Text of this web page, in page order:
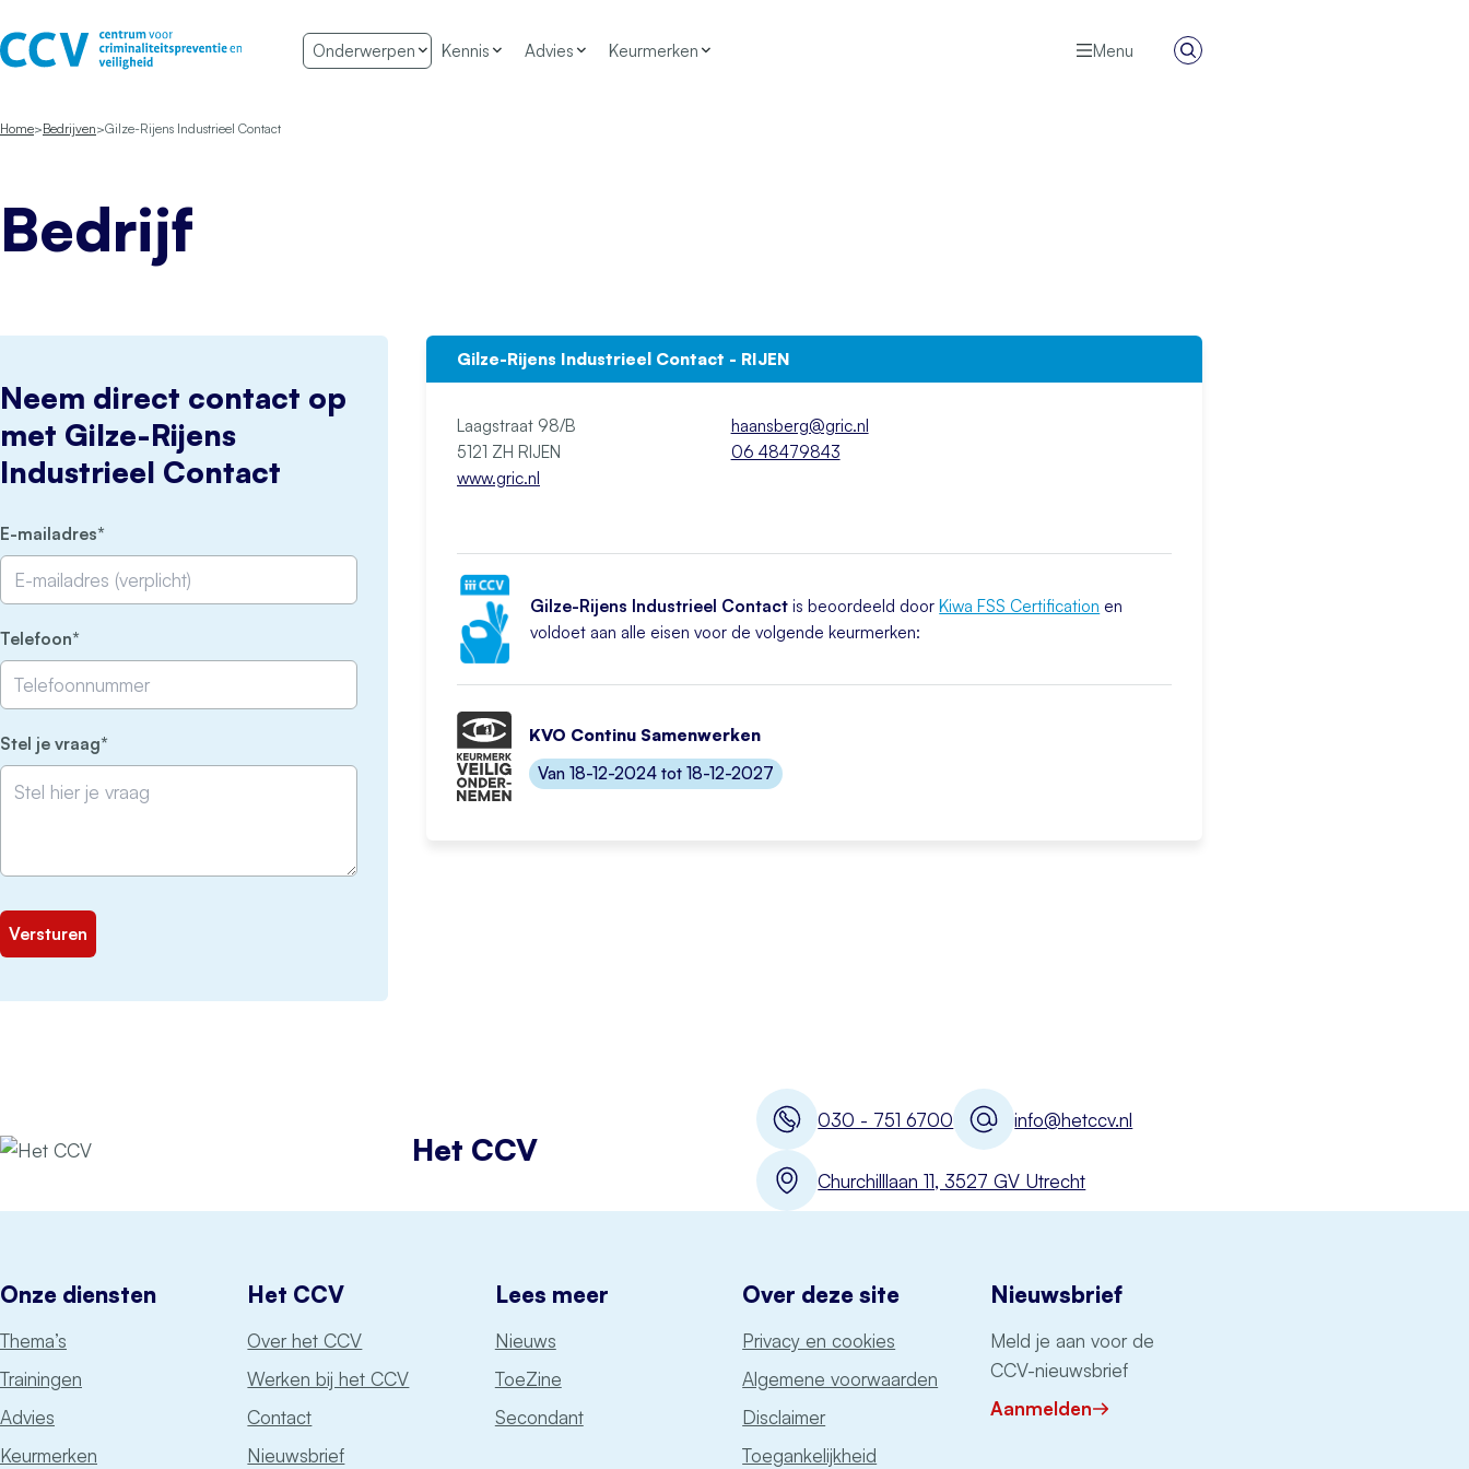
Onderwerpen Kennis Advies Keurmerken Menu
Zoeken
Home Bedrijven Gilze-Rijens Industrieel Contact
Bedrijf
Neem direct contact op
met Gilze-Rijens
Industrieel Contact
E-mailadres
Telefoon
Stel je vraag
Gilze-Rijens Industrieel Contact - RIJEN
Laagstraat 98/B
5121 ZH RIJEN
www.gric.nl
haansberg@gric.nl
06 48479843
Gilze-Rijens Industrieel Contact is beoordeeld doorKiwa FSS Certification en
voldoet aan alle eisen voor de volgende keurmerken:
KVO Continu Samenwerken
Van 18-12-2024 tot 18-12-2027
030 - 751 6700 info@hetccv.nl
Churchilllaan 11, 3527 GV Utrecht
Het CCV
Onze diensten
Thema’s
Trainingen
Advies
Keurmerken
Het CCV
Over het CCV
Werken bij het CCV
Contact
Nieuwsbrief
Lees meer
Nieuws
ToeZine
Secondant
Over deze site
Privacy en cookies
Algemene voorwaarden
Disclaimer
Toegankelijkheid
Nieuwsbrief
Meld je aan voor de
CCV-nieuwsbrief
Aanmelden